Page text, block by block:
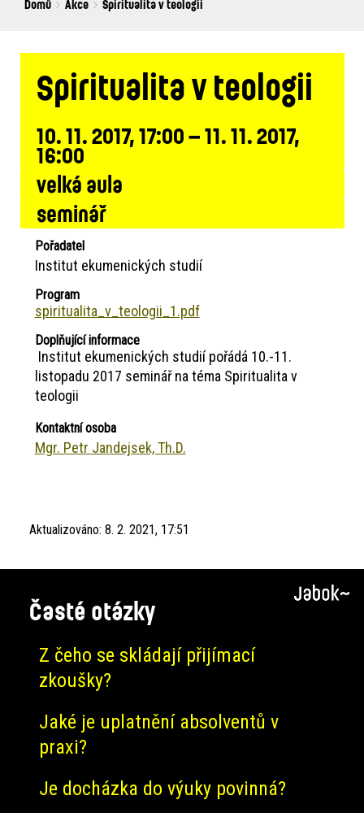
Breadcrumbs
You
Domů Akce Spiritualita v teologii
Spiritualita v teologii
10. 11. 2017, 17:00 – 11. 11. 2017,
16:00
velká aula
seminář
Pořadatel
Institut ekumenických studií
Program
spiritualita_v_teologii_1.pdf
Doplňující informace
Institut ekumenických studií pořádá 10.-11.
listopadu 2017 seminář na téma Spiritualita v
teologii
Kontaktní osoba
Mgr. Petr Jandejsek, Th.D.
Aktualizováno: 8. 2. 2021, 17:51
Časté otázky
Z čeho se skládají přijímací
zkoušky?
Jaké je uplatnění absolventů v
praxi?
Je docházka do výuky povinná?